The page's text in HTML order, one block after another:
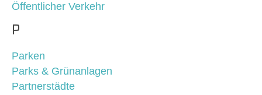
Öffentlicher Verkehr
P
Parken
Parks & Grünanlagen
Partnerstädte